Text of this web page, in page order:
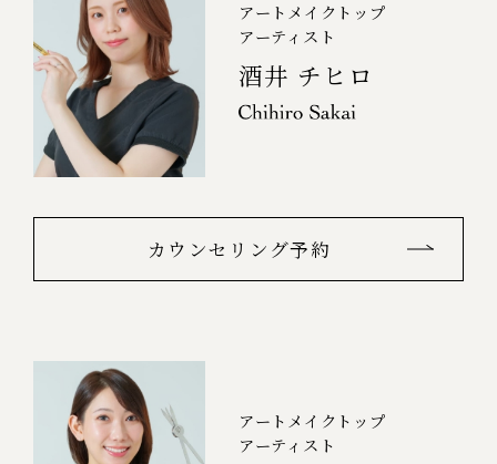
アートメイクトップ
アーティスト
酒井 チヒロ
カウンセリング予約
アートメイクトップ
アーティスト